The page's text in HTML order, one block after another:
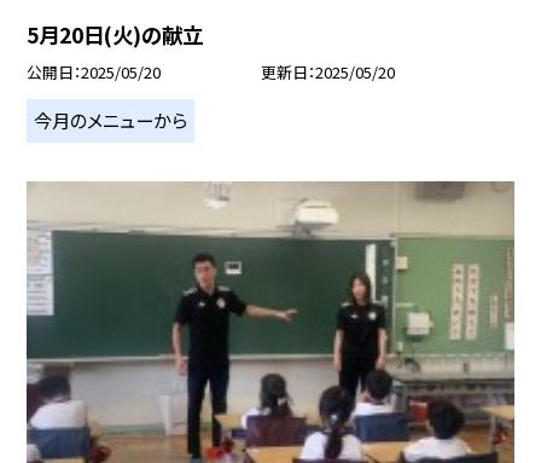
5月20日(火)の献立
公開日 2025/05/20 更新日 2025/05/20
今月のメニューから